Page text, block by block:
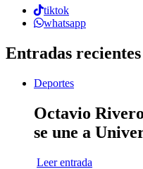
tiktok
whatsapp
Entradas recientes
Deportes
Octavio
se une a
Leer entrada